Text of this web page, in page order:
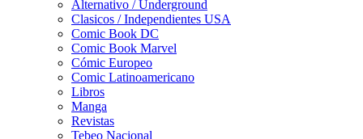
Alternativo / Underground
Clasicos / Independientes USA
Comic Book DC
Comic Book Marvel
Cómic Europeo
Comic Latinoamericano
Libros
Manga
Revistas
Tebeo Nacional